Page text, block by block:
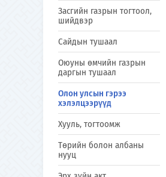
Засгийн газрын тогтоол,
шийдвэр
Сайдын тушаал
Оюуны өмчийн газрын
даргын тушаал
Олон улсын гэрээ
хэлэлцээрүүд
Хууль, тогтоомж
Төрийн болон албаны
нууц